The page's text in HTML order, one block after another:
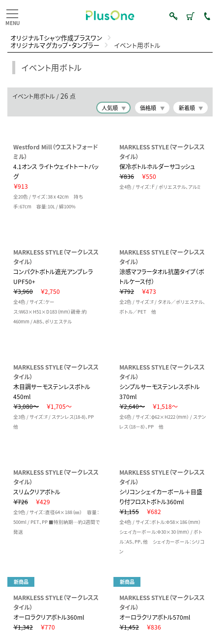
オリジナルTシャツ作成プラスワン
オリジナルマグカップ・タンブラー イベント用ボトル
イベント用ボトル
イベント用ボトル /26 点
人気順 価格順 新着順
Westford Mill（ウエストフォード
ミル）
4.1オンス ライトウェイトトートバッ
グ
￥913
全20色 / サイズ：38 x 42cm 持ち
手:67cm 容量:10L / 綿100%
MARKLESS STYLE（マークレスス
タイル）
保冷ボトルホルダーサコッシュ
￥836
￥550
全4色 / サイズ：Ｆ / ポリエステル、アルミ
MARKLESS STYLE（マークレスス
タイル）
コンパクトボトル遮光アンブレラ
UPF50+
￥3,960
￥2,750
全4色 / サイズ：ケー
ス:W63×H51×D183（mm）親骨:約
460mm / ABS、ポリエステル
MARKLESS STYLE（マークレスス
タイル）
涼感マフラータオル抗菌タイプ（ボ
トルケース付）
￥792
￥473
全2色 / サイズ：F / タオル／ポリエステル、
ボトル／PET 他
MARKLESS STYLE（マークレスス
タイル）
木目調サーモステンレスボトル
450ml
￥3,080～
￥1,705～
全3色 / サイズ：F / ステンレス(18-8)、PP
他
MARKLESS STYLE（マークレスス
タイル）
シンプルサーモステンレスボトル
370ml
￥2,640～
￥1,518～
全6色 / サイズ：φ62×H222（mm） / ステン
レス（18－8）、PP 他
MARKLESS STYLE（マークレスス
タイル）
スリムクリアボトル
￥726
￥429
全9色 / サイズ：直径64×188（㎜） 容量：
500ml / PET、PP ■特別納期…約2週間で
発送
MARKLESS STYLE（マークレスス
タイル）
シリコンシェイカーボール＋目盛
り付フロストボトル360ml
￥1,155
￥682
全4色 / サイズ：ボトル:Φ58×186（mm）
シェイカーボール:Φ30×30（mm） / ボト
ル：AS、PP、他 シェイカーボール：シリコ
ン
新商品
MARKLESS STYLE（マークレスス
タイル）
オーロラクリアボトル360ml
￥1,342
￥770
新商品
MARKLESS STYLE（マークレスス
タイル）
オーロラクリアボトル570ml
￥1,452
￥836